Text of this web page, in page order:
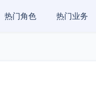
热门角色 热门业务